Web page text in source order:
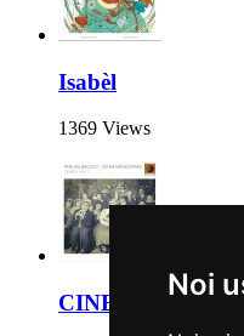
Noi
Isabèl
1369 Views
CINEMA - VOL.